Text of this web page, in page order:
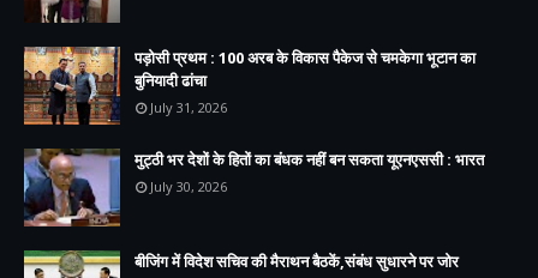
पड़ोसी प्रथम : 100 अरब के विकास पैकेज से चमकेगा भूटान का
बुनियादी ढांचा
July 31, 2026
मुट्ठी भर देशों के हितों का बंधक नहीं बन सकता यूएनएससी : भारत
July 30, 2026
बीजिंग में विदेश सचिव की मैराथन बैठकें,संबंध सुधारने पर जोर